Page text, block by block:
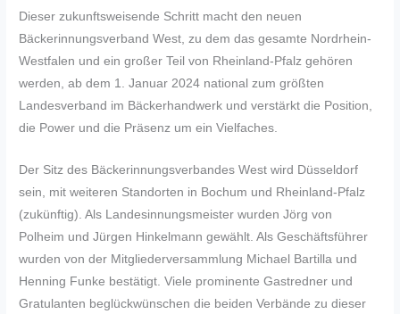
Dieser zukunftsweisende Schritt macht den neuen
Bäckerinnungsverband West, zu dem das gesamte Nordrhein-
Westfalen und ein großer Teil von Rheinland-Pfalz gehören
werden, ab dem 1. Januar 2024 national zum größten
Landesverband im Bäckerhandwerk und verstärkt die Position,
die Power und die Präsenz um ein Vielfaches.
Der Sitz des Bäckerinnungsverbandes West wird Düsseldorf
sein, mit weiteren Standorten in Bochum und Rheinland-Pfalz
(zukünftig). Als Landesinnungsmeister wurden Jörg von
Polheim und Jürgen Hinkelmann gewählt. Als Geschäftsführer
wurden von der Mitgliederversammlung Michael Bartilla und
Henning Funke bestätigt. Viele prominente Gastredner und
Gratulanten beglückwünschen die beiden Verbände zu dieser